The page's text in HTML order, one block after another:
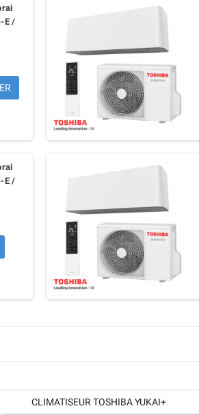
E /
E /
CLIMATISEUR TOSHIBA YUKAI+